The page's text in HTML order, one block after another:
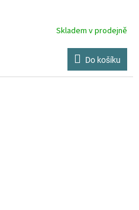
Skladem v prodejně
Do košíku